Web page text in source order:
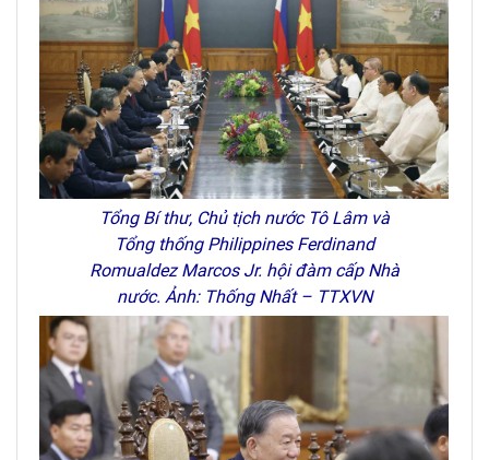
Tổng Bí thư, Chủ tịch nước Tô Lâm và
Tổng thống Philippines Ferdinand
Romualdez Marcos Jr. hội đàm cấp Nhà
nước. Ảnh: Thống Nhất – TTXVN